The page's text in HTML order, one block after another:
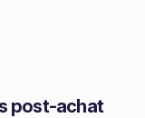
post-achat